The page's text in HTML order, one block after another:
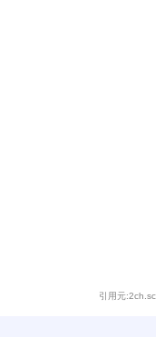
引用元:2ch.sc